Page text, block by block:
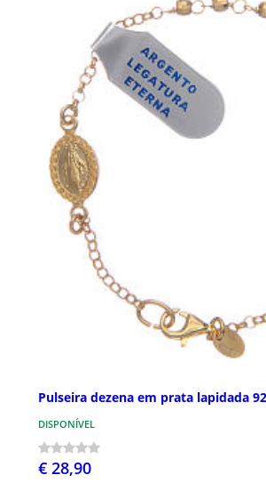
Pulseira dezena em prata lapidada
DISPONÍVEL
€ 28,90